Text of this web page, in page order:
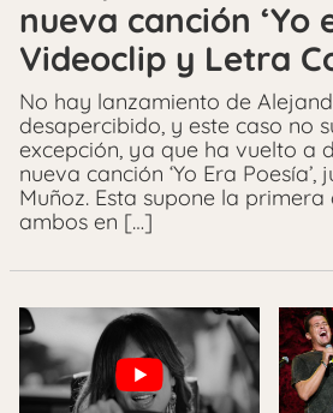
nueva canción ‘Yo
Videoclip y Letra
No hay lanzamiento de
desapercibido, y este caso no
excepción, ya que ha vuelto a
nueva canción ‘Yo Era Poesía’,
Muñoz. Esta supone la
ambos en […]